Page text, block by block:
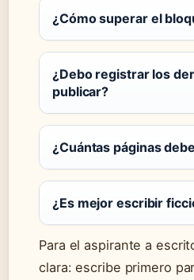
¿Cómo superar el
¿Debo registrar los
publicar?
¿Cuántas páginas
¿Es mejor escribir
Para el aspirante a
clara: escribe primero